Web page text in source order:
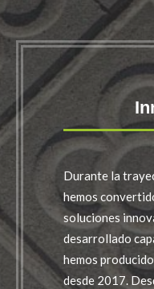
Durante la
hemos
soluciones
desarrollado
hemos
desde 2017.